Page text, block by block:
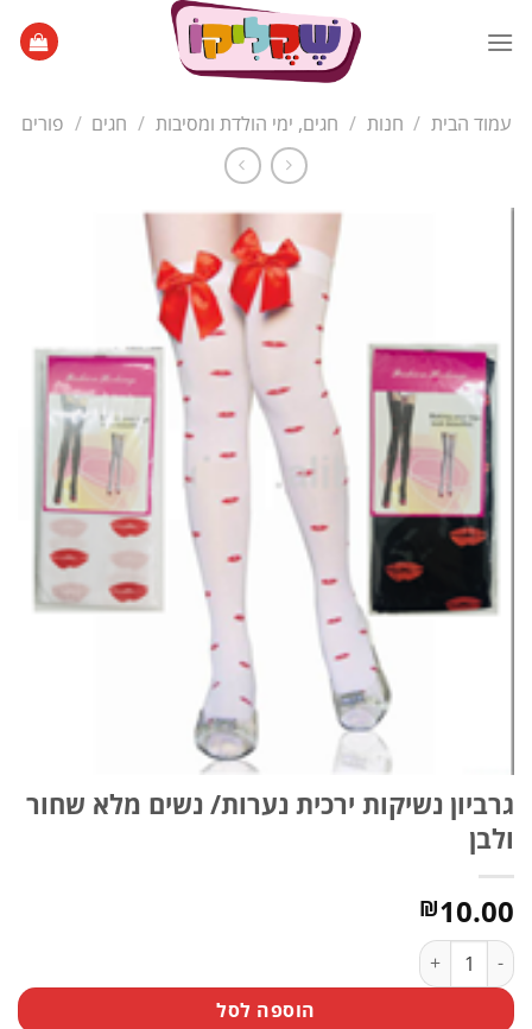
עמוד הבית / חנות / חגים, ימי הולדת ומסיבות / חגים / פורים
גרביון נשיקות ירכית נערות/ נשים מלא שחור
ולבן
₪10.00
כמות של גרביון נשיקות ירכית נערות/ נשים מלא שחור ולבן
הוספה לסל